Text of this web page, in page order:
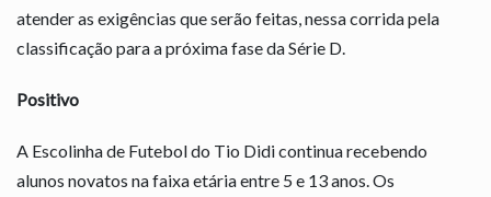
atender as exigências que serão feitas, nessa corrida pela
classificação para a próxima fase da Série D.
Positivo
A Escolinha de Futebol do Tio Didi continua recebendo
alunos novatos na faixa etária entre 5 e 13 anos. Os